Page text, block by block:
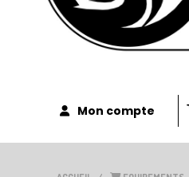
Mon compte